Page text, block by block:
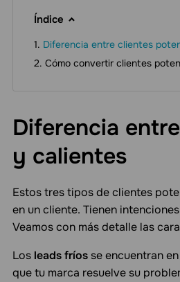
Índice
Diferencia entre clientes
Cómo convertir clientes
Diferencia
y calientes
Estos tres tipos de clientes
en un cliente. Tienen
Veamos con más detalle las
Los leads fríos se encuentran
que tu marca resuelve su